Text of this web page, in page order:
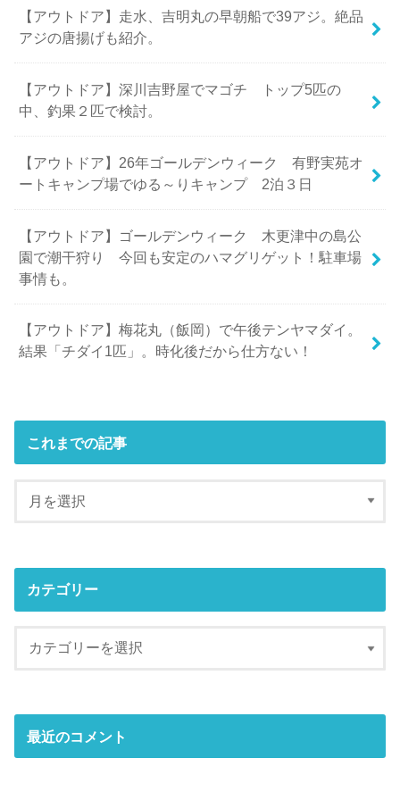
【アウトドア】走水、吉明丸の早朝船で39アジ。絶品
アジの唐揚げも紹介。
【アウトドア】深川吉野屋でマゴチ トップ5匹の
中、釣果２匹で検討。
【アウトドア】26年ゴールデンウィーク 有野実苑オ
ートキャンプ場でゆる～りキャンプ 2泊３日
【アウトドア】ゴールデンウィーク 木更津中の島公
園で潮干狩り 今回も安定のハマグリゲット！駐車場
事情も。
【アウトドア】梅花丸（飯岡）で午後テンヤマダイ。
結果「チダイ1匹」。時化後だから仕方ない！
これまでの記事
カテゴリー
最近のコメント